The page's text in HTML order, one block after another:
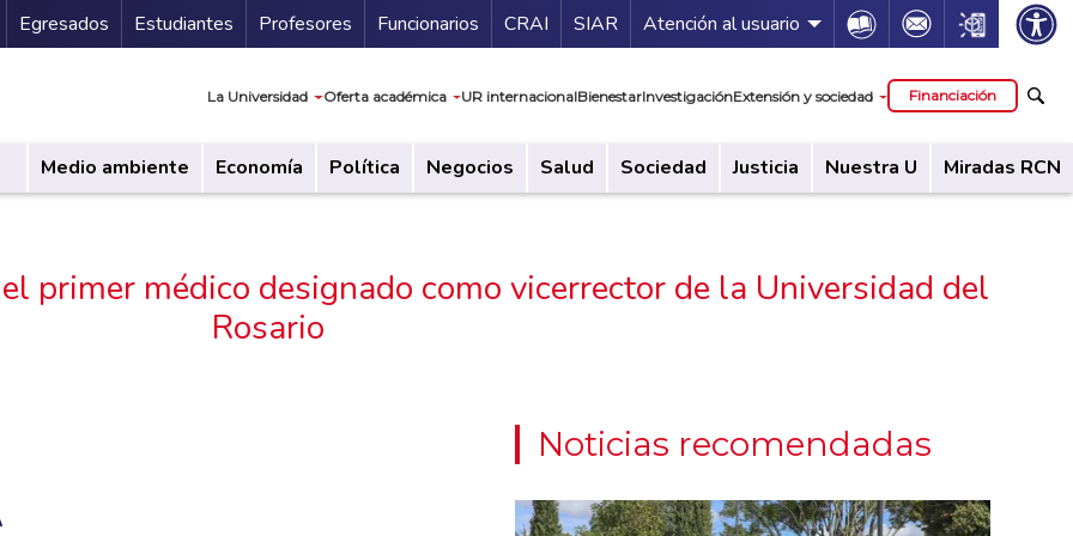
Secundario
Egresados Estudiantes Profesores Funcionarios Guía de servicios
CRAI SIAR Atención al usuario Icon Icon Icon
La Universidad Oferta académica UR internacionalBienestarInvestigaciónExtensión y sociedad Financiación
Medio ambiente Economía Política Negocios Salud Sociedad Justicia Nuestra U Miradas RCN
primer médico designado como vicerrector de la Universidad del
Rosario
Noticias recomendadas